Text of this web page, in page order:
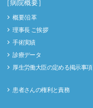
［病院概要］
概要/沿革
理事長 ご挨拶
手術実績
診療データ
厚生労働大臣の定める掲示事項
患者さんの権利と責務